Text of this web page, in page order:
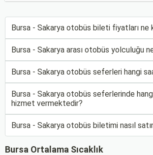
Bursa - Sakarya otobüs bileti fiyatları ne
Bursa - Sakarya arası otobüs yolculuğu
Bursa - Sakarya otobüs seferleri hangi
Bursa - Sakarya otobüs seferlerinde
hizmet vermektedir?
Bursa - Sakarya otobüs biletimi nasıl
Bursa Ortalama Sıcaklık